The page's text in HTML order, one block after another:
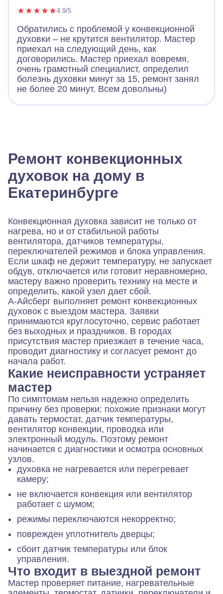
4.9/5
Обратились с проблемой у конвекционной
духовки – не крутится вентилятор. Мастер
приехал на следующий день, как
договорились. Мастер приехал вовремя,
очень грамотный специалист, определил
болезнь духовки минут за 15, ремонт занял
не более 20 минут. Всем довольны)
Ремонт конвекционных
духовок на дому в
Екатеринбурге
Конвекционная духовка зависит не только от
нагрева, но и от стабильной работы
вентилятора, датчиков температуры,
переключателей режимов и блока управления.
Если шкаф не держит температуру, не запускает
обдув, отключается или готовит неравномерно,
мастеру важно проверить технику на месте и
определить, какой узел дает сбой.
А-Айсберг выполняет ремонт конвекционных
духовок с выездом мастера. Заявки
принимаются круглосуточно, сервис работает
без выходных и праздников. В городах
присутствия мастер приезжает в течение часа,
проводит диагностику и согласует ремонт до
начала работ.
Какие неисправности устраняет
мастер
По симптомам нельзя надежно определить
причину без проверки: похожие признаки могут
давать термостат, датчик температуры,
вентилятор конвекции, проводка или
электронный модуль. Поэтому ремонт
начинается с диагностики и осмотра основных
узлов.
духовка не нагревается или перегревает
камеру;
не включается конвекция или вентилятор
работает с шумом;
режимы переключаются некорректно;
поврежден уплотнитель дверцы;
сбоит датчик температуры или блок
управления.
Что входит в выездной ремонт
Мастер проверяет питание, нагревательные